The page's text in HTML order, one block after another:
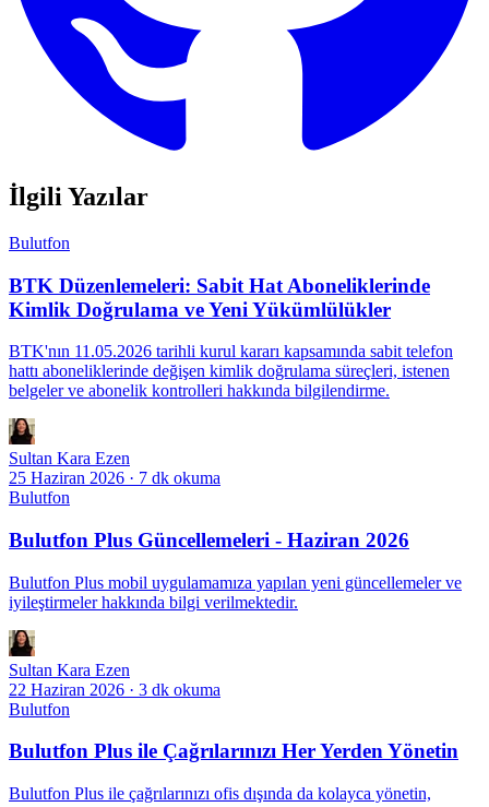
İlgili Yazılar
Bulutfon
BTK Düzenlemeleri: Sabit Hat Aboneliklerinde
Kimlik Doğrulama ve Yeni Yükümlülükler
BTK'nın 11.05.2026 tarihli kurul kararı kapsamında sabit telefon
hattı aboneliklerinde değişen kimlik doğrulama süreçleri, istenen
belgeler ve abonelik kontrolleri hakkında bilgilendirme.
Sultan Kara Ezen
25 Haziran 2026 · 7 dk okuma
Bulutfon
Bulutfon Plus Güncellemeleri - Haziran 2026
Bulutfon Plus mobil uygulamamıza yapılan yeni güncellemeler ve
iyileştirmeler hakkında bilgi verilmektedir.
Sultan Kara Ezen
22 Haziran 2026 · 3 dk okuma
Bulutfon
Bulutfon Plus ile Çağrılarınızı Her Yerden Yönetin
Bulutfon Plus ile çağrılarınızı ofis dışında da kolayca yönetin,